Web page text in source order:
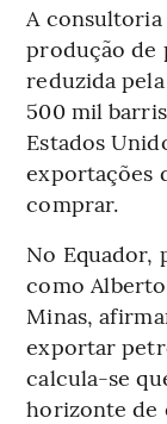
A
produção de
reduzida
500 mil
Estados
exportações
comprar.
No Equador,
como
Minas,
exportar
calcula-se
horizonte de